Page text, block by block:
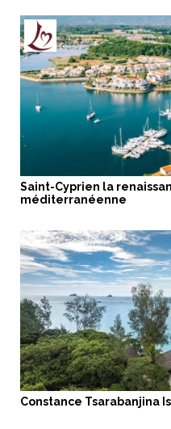
Saint-Cyprien la
méditerranéenne
Constance Tsarabanjina